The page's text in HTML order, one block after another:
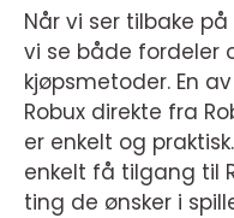
Når vi ser tilbake
vi se både fordeler
kjøpsmetoder. En
Robux direkte fra
er enkelt og
enkelt få tilgang til
ting de ønsker i